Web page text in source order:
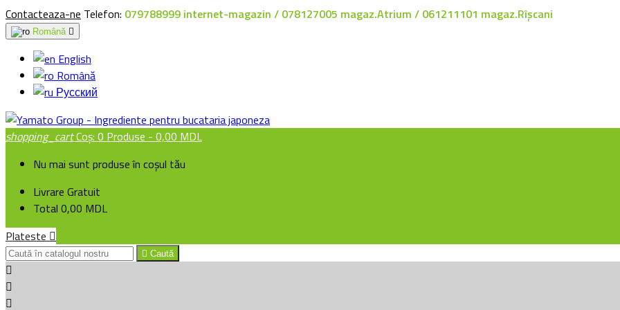
Contacteaza-ne Telefon: 079788999 internet-magazin / 078127005 magaz.Atrium / 061211101 magaz.Rîșcani
Română 
English
Română
Русский
shopping_cartCoș: 0 Produse - 0,00 MDL
Nu mai sunt produse în coșul tău
Livrare Gratuit
Total 0,00 MDL
Plateste 
 Caută


